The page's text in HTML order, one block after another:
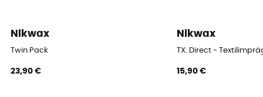
Nikwax
Twin Pack
23,90 €
Nikwax
TX. Direct -
15,90 €